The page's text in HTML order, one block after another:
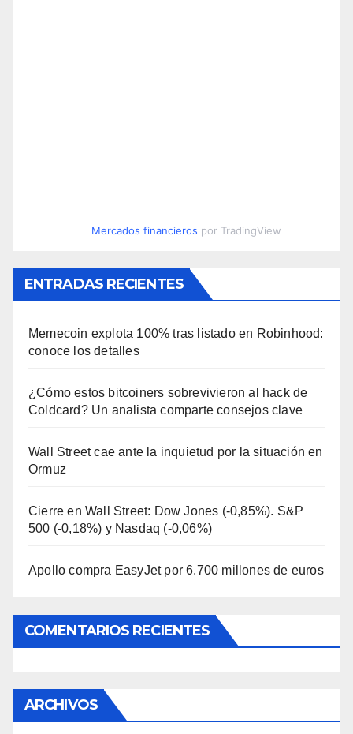
Mercados financieros por TradingView
ENTRADAS RECIENTES
Memecoin explota 100% tras listado en Robinhood:
conoce los detalles
¿Cómo estos bitcoiners sobrevivieron al hack de
Coldcard? Un analista comparte consejos clave
Wall Street cae ante la inquietud por la situación en
Ormuz
Cierre en Wall Street: Dow Jones (-0,85%). S&P
500 (-0,18%) y Nasdaq (-0,06%)
Apollo compra EasyJet por 6.700 millones de euros
COMENTARIOS RECIENTES
ARCHIVOS